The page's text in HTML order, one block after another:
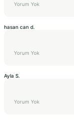
Yorum Yok
hasan can d.
Yorum Yok
Ayla S.
Yorum Yok